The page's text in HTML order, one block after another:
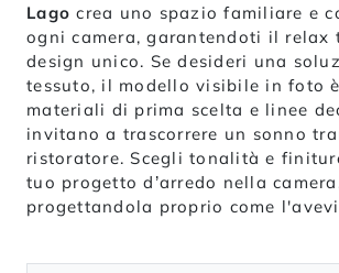
Lago crea uno spazio familiare e
ogni camera, garantendoti il relax
design unico. Se desideri una
tessuto, il modello visibile in foto
materiali di prima scelta e linee
invitano a trascorrere un sonno
ristoratore. Scegli tonalità e
tuo progetto d’arredo nella
progettandola proprio come